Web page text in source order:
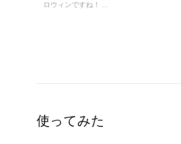
ロウィンですね！ ...
使ってみた